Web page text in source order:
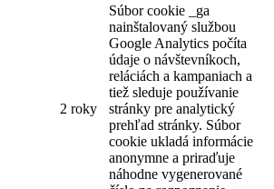
2 roky
Súbor cookie _ga
nainštalovaný službou
Google Analytics počíta
údaje o návštevníkoch,
reláciách a kampaniach a
tiež sleduje používanie
stránky pre analytický
prehľad stránky. Súbor
cookie ukladá informácie
anonymne a priraďuje
náhodne vygenerované